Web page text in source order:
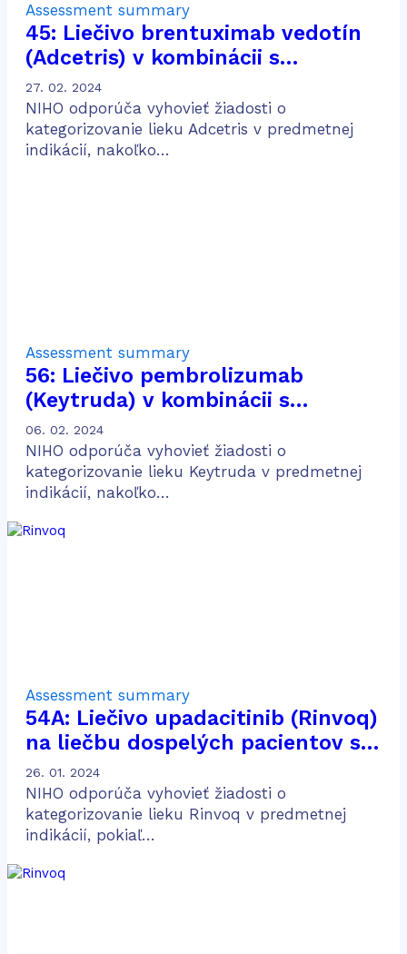
Assessment summary
45: Liečivo brentuximab vedotín
(Adcetris) v kombinácii s
doxorubicínom, vinblastínom a
dakarbazínom (AVD) na liečbu
dospelých pacientov s predtým
neliečeným CD30 pozitívnym
27. 02. 2024
NIHO odporúča vyhovieť žiadosti o
kategorizovanie lieku Adcetris v predmetnej
indikácií, nakoľko…
Assessment summary
56: Liečivo pembrolizumab
(Keytruda) v kombinácii s
chemoterapiou obsahujúcou
pemetrexed a platinu na liečbu
dospelých pacientov v prvej línii
metastatického neskvamózneho
nemalobunkového karcinómu
06. 02. 2024
NIHO odporúča vyhovieť žiadosti o
kategorizovanie lieku Keytruda v predmetnej
indikácií, nakoľko…
Assessment summary
54A: Liečivo upadacitinib (Rinvoq)
na liečbu dospelých pacientov so
stredne ťažkou až ťažkou
aktívnou ulceróznou kolitídou po
predošlej konvenčnej a biologickej
liečbe
26. 01. 2024
NIHO odporúča vyhovieť žiadosti o
kategorizovanie lieku Rinvoq v predmetnej
indikácií, pokiaľ…